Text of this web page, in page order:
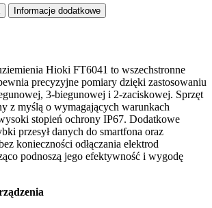
Informacje dodatkowe
Hioki FT6041 to wszechstronne
precyzyjne pomiary dzięki zastosowaniu
3-biegunowej i 2-zaciskowej. Sprzęt
z myślą o wymagających warunkach
stopień ochrony IP67. Dodatkowe
przesył danych do smartfona oraz
konieczności odłączania elektrod
podnoszą jego efektywność i wygodę